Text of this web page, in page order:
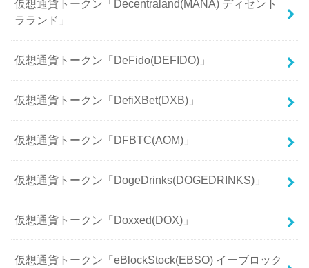
仮想通貨トークン「Decentraland(MANA) ディセント
ラランド」
仮想通貨トークン「DeFido(DEFIDO)」
仮想通貨トークン「DefiXBet(DXB)」
仮想通貨トークン「DFBTC(AOM)」
仮想通貨トークン「DogeDrinks(DOGEDRINKS)」
仮想通貨トークン「Doxxed(DOX)」
仮想通貨トークン「eBlockStock(EBSO) イーブロック